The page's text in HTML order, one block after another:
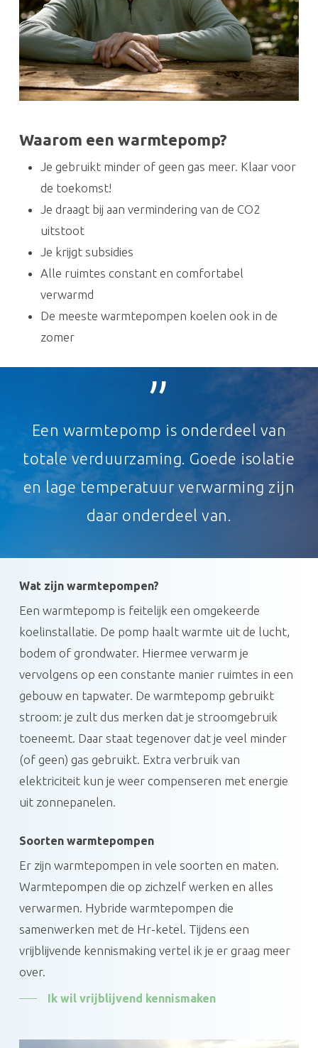
Waarom een warmtepomp?
Je gebruikt minder of geen gas meer. Klaar voor
de toekomst!
Je draagt bij aan vermindering van de CO2
uitstoot
Je krijgt subsidies
Alle ruimtes constant en comfortabel
verwarmd
De meeste warmtepompen koelen ook in de
zomer
”
Een warmtepomp is onderdeel van
totale verduurzaming. Goede isolatie
en lage temperatuur verwarming zijn
daar onderdeel van.
Wat zijn warmtepompen?
Een warmtepomp is feitelijk een omgekeerde
koelinstallatie. De pomp haalt warmte uit de lucht,
bodem of grondwater. Hiermee verwarm je
vervolgens op een constante manier ruimtes in een
gebouw en tapwater. De warmtepomp gebruikt
stroom: je zult dus merken dat je stroomgebruik
toeneemt. Daar staat tegenover dat je veel minder
(of geen) gas gebruikt. Extra verbruik van
elektriciteit kun je weer compenseren met energie
uit zonnepanelen.
Soorten warmtepompen
Er zijn warmtepompen in vele soorten en maten.
Warmtepompen die op zichzelf werken en alles
verwarmen. Hybride warmtepompen die
samenwerken met de Hr-ketel. Tijdens een
vrijblijvende kennismaking vertel ik je er graag meer
over.
Ik wil vrijblijvend kennismaken